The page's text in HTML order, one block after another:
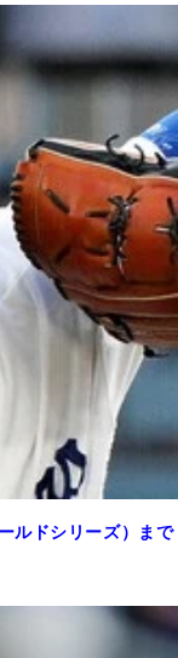
ルドシリーズ）まで